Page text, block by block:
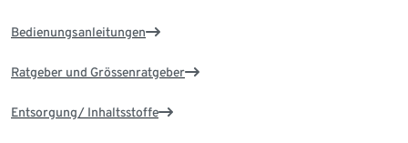
Bedienungsanleitungen
Ratgeber und Grössenratgeber
Entsorgung/ Inhaltsstoffe